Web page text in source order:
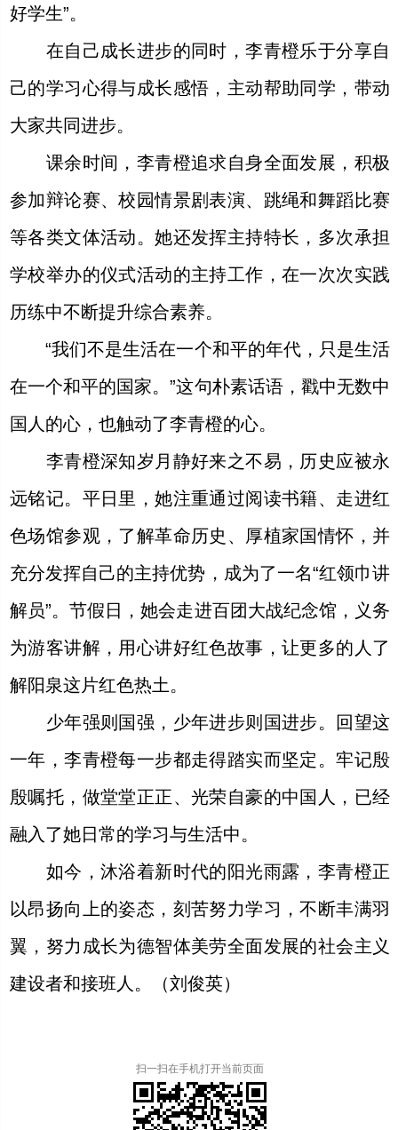
好学生”。
在自己成长进步的同时，李青橙乐于分享自
己的学习心得与成长感悟，主动帮助同学，带动
大家共同进步。
课余时间，李青橙追求自身全面发展，积极
参加辩论赛、校园情景剧表演、跳绳和舞蹈比赛
等各类文体活动。她还发挥主持特长，多次承担
学校举办的仪式活动的主持工作，在一次次实践
历练中不断提升综合素养。
“我们不是生活在一个和平的年代，只是生活
在一个和平的国家。”这句朴素话语，戳中无数中
国人的心，也触动了李青橙的心。
李青橙深知岁月静好来之不易，历史应被永
远铭记。平日里，她注重通过阅读书籍、走进红
色场馆参观，了解革命历史、厚植家国情怀，并
充分发挥自己的主持优势，成为了一名“红领巾讲
解员”。节假日，她会走进百团大战纪念馆，义务
为游客讲解，用心讲好红色故事，让更多的人了
解阳泉这片红色热土。
少年强则国强，少年进步则国进步。回望这
一年，李青橙每一步都走得踏实而坚定。牢记殷
殷嘱托，做堂堂正正、光荣自豪的中国人，已经
融入了她日常的学习与生活中。
如今，沐浴着新时代的阳光雨露，李青橙正
以昂扬向上的姿态，刻苦努力学习，不断丰满羽
翼，努力成长为德智体美劳全面发展的社会主义
建设者和接班人。（刘俊英）
扫一扫在手机打开当前页面